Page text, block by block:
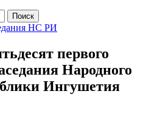
НС РИ
первого
Народного
Ингушетия